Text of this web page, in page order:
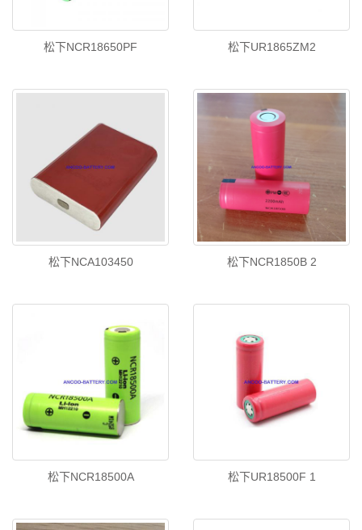
松下NCR18650PF 松下UR1865ZM2
松下NCA103450 松下NCR1850B 2
松下NCR18500A 松下UR18500F 1